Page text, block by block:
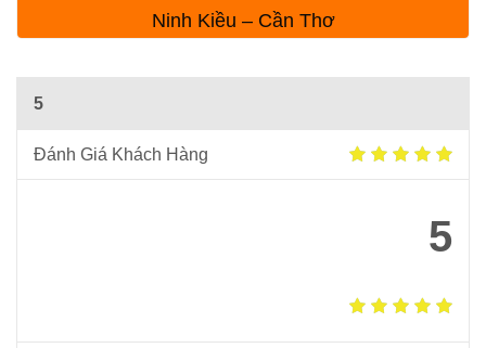
Ninh Kiều – Cần Thơ
5
Đánh Giá Khách Hàng
5